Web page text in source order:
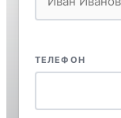
ТЕЛЕФОН